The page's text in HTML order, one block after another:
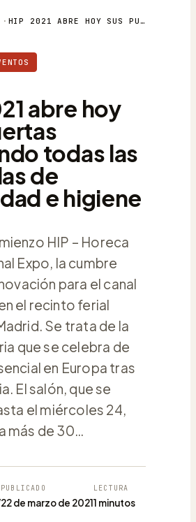
· HIP 2021 ABRE HOY SUS PUERTAS SIGUIENDO TODAS LAS MEDIDAS DE SEGURIDAD E HIGIENE
abre hoy
todas las
de
e higiene
HIP – Horeca
Expo, la cumbre
para el canal
el recinto ferial
Se trata de la
que se celebra de
en Europa tras
El salón, que se
el miércoles 24,
más de 30…
PUBLICADO
22 de marzo de 2021
LECTURA
1 minutos